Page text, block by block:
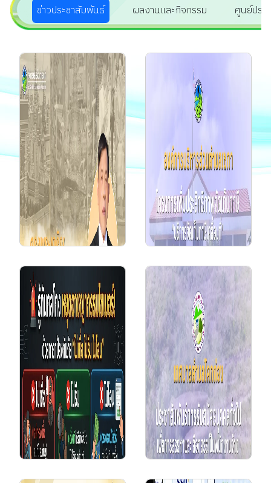
ข่าวประชาสัมพันธ์ ผลงานและกิจกรรม ศูนย์ประ
20 ก.ค. 2569
โครงการเพิ่ม
ประสิทธิภาพจัดเก็บภาษี
"บริการจัดเก็บภาษี
เคลื่อนที่ ประจำปี
2569"...